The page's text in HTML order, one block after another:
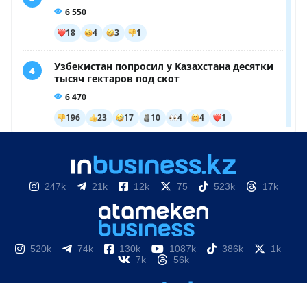
247k 21k 12k 75 523k 17k
520k 74k 130k 1087k 386k
1k
7k
56k